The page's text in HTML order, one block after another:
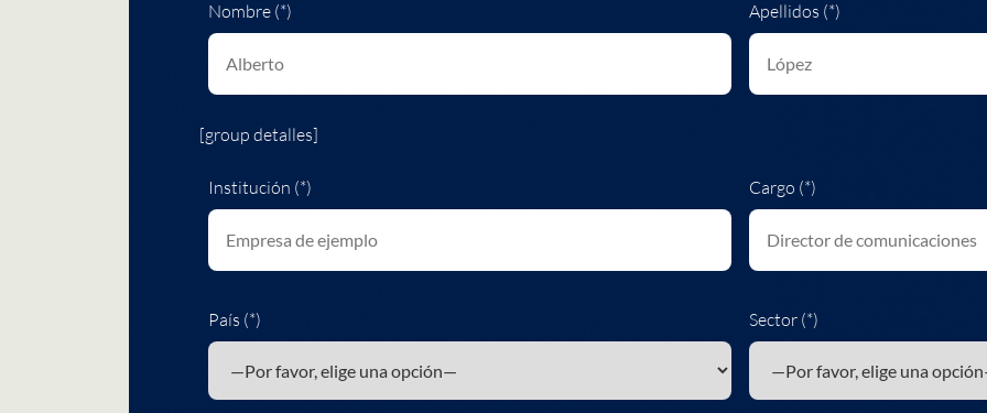
Nombre (*) Apellidos (*)
[group detalles]
Institución (*) Cargo (*)
País (*) Sector (*)